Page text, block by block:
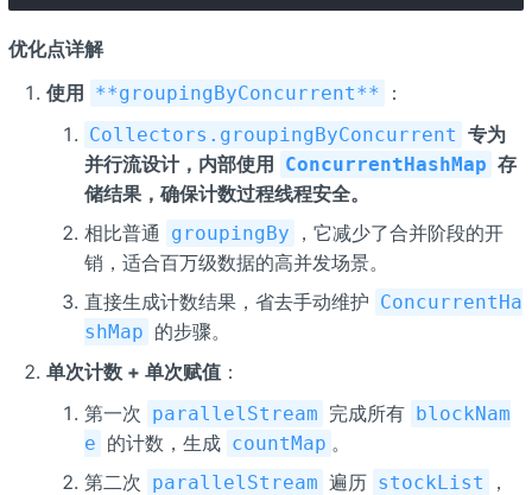
优化点详解
使用
**groupingByConcurrent** ：
Collectors.groupingByConcurrent 专为
并行流设计，内部使用 ConcurrentHashMap 存
储结果，确保计数过程线程安全。
相比普通
groupingBy
，它减少了合并阶段的开
销，适合百万级数据的高并发场景。
直接生成计数结果，省去手动维护 ConcurrentHa
shMap 的步骤。
单次计数 + 单次赋值：
第一次 parallelStream 完成所有 blockNam
e 的计数，生成 countMap 。
第二次 parallelStream 遍历 stockList
，